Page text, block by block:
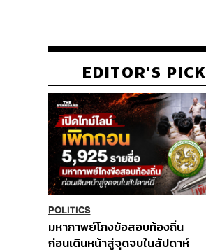
EDITOR'S PICK
POLITICS
มหากาพย์โกงข้อสอบท้องถิ่น
ก่อนเดินหน้าสู่จุดจบในสัปดาห์